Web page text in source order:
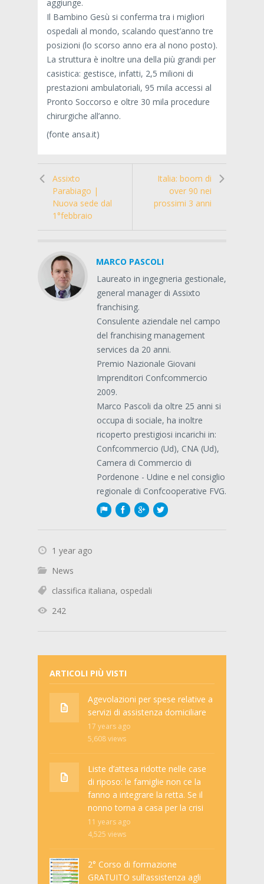
aggiunge.
Il Bambino Gesù si conferma tra i migliori
ospedali al mondo, scalando quest’anno tre
posizioni (lo scorso anno era al nono posto).
La struttura è inoltre una della più grandi per
casistica: gestisce, infatti, 2,5 milioni di
prestazioni ambulatoriali, 95 mila accessi al
Pronto Soccorso e oltre 30 mila procedure
chirurgiche all’anno.
(fonte ansa.it)
Assixto
Parabiago |
Nuova sede dal
1°febbraio
Italia: boom di
over 90 nei
prossimi 3 anni
MARCO PASCOLI
Laureato in ingegneria gestionale,
general manager di Assixto
franchising.
Consulente aziendale nel campo
del franchising management
services da 20 anni.
Premio Nazionale Giovani
Imprenditori Confcommercio
2009.
Marco Pascoli da oltre 25 anni si
occupa di sociale, ha inoltre
ricoperto prestigiosi incarichi in:
Confcommercio (Ud), CNA (Ud),
Camera di Commercio di
Pordenone - Udine e nel consiglio
regionale di Confcooperative FVG.
1 year ago
News
classifica italiana, ospedali
242
ARTICOLI PIÙ VISTI
Agevolazioni per spese relative a
servizi di assistenza domiciliare
17 years ago
5,608views
Liste d’attesa ridotte nelle case
di riposo: le famiglie non ce la
fanno a integrare la retta. Se il
nonno torna a casa per la crisi
11 years ago
4,525 views
2° Corso di formazione
GRATUITO sull’assistenza agli